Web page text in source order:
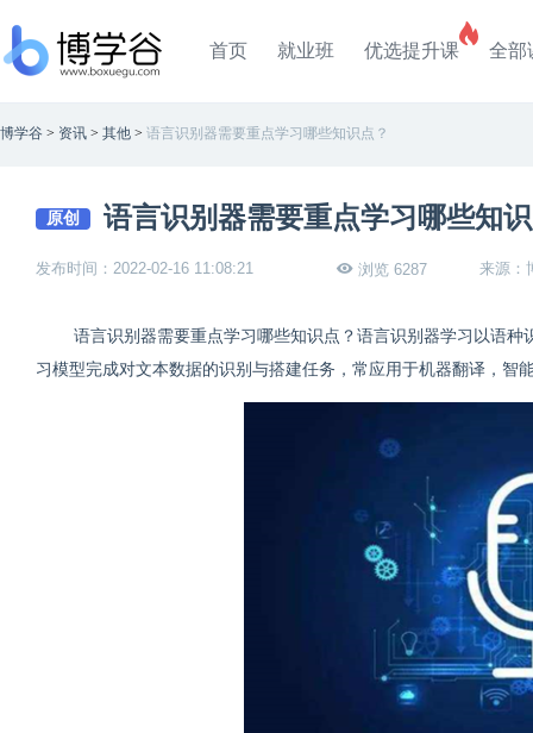
首页 就业班 优选提升课 全部
博学谷 > 资讯 > 其他 > 语言识别器需要重点学习哪些知识点？
原创 语言识别器需要重点学习哪些知
发布时间：2022-02-16 11:08:21 浏览 6287 来源：
语言识别器需要重点学习哪些知识点？语言识别器学习以语
习模型完成对文本数据的识别与搭建任务，常应用于机器翻译，智